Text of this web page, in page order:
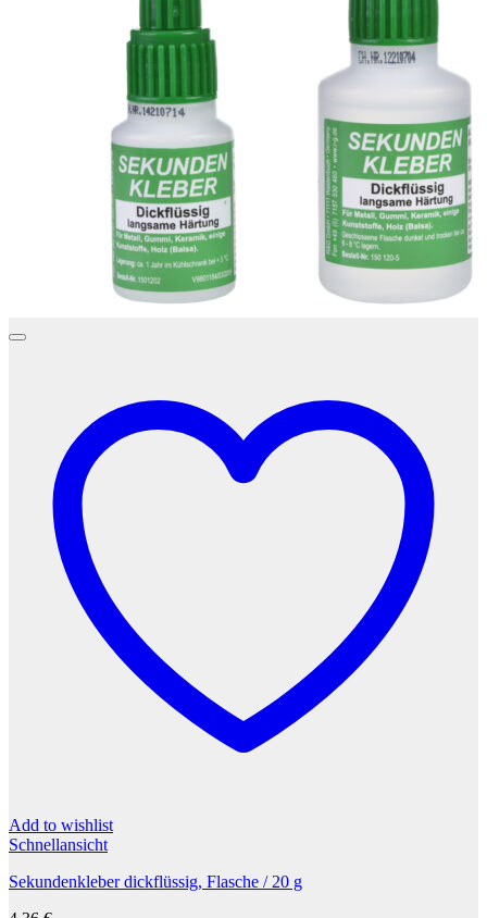
Add to wishlist
Schnellansicht
Sekundenkleber dickflüssig, Flasche / 20 g